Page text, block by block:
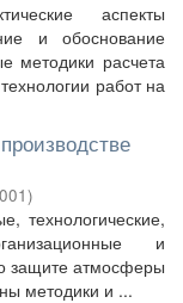
аспекты
и обоснование
методики расчета
работ на
)
технологические,
и
защите атмосферы
методики и ...